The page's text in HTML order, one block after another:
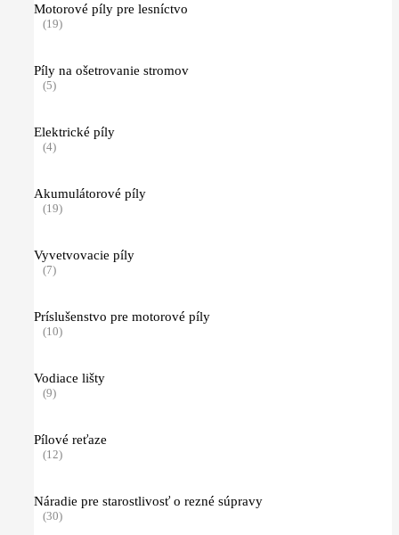
Motorové píly pre lesníctvo
(19)
Píly na ošetrovanie stromov
(5)
Elektrické píly
(4)
Akumulátorové píly
(19)
Vyvetvovacie píly
(7)
Príslušenstvo pre motorové píly
(10)
Vodiace lišty
(9)
Pílové reťaze
(12)
Náradie pre starostlivosť o rezné súpravy
(30)